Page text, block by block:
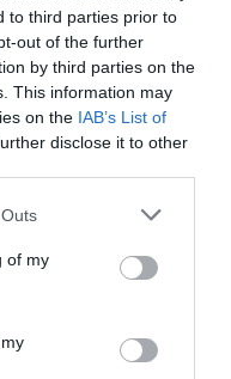
to third parties prior to
out of the further
by third parties on the
This information may
on the IAB’s List of
disclose it to other
one or more Google
You may click to
its third-party tags to
in below Google
of my